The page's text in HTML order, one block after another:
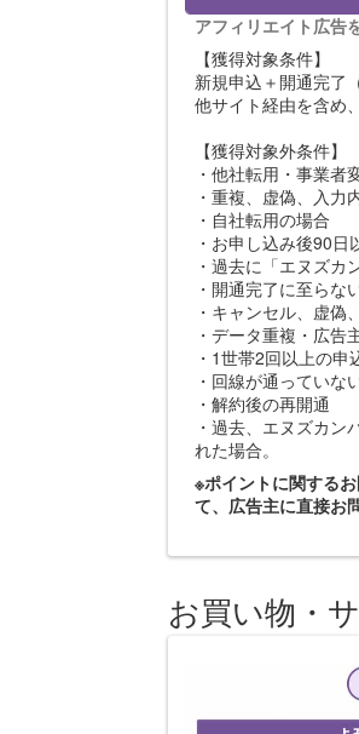
アフィリエイト広告
【獲得対象条件】
新規申込＋開通完了
他サイト経由を含め
【獲得対象外条件】
・他社転用・事業者
・重複、虚偽、入
・自社転用の場合
・お申し込み後90
・過去に「エヌズカ
・開通完了に至らな
・キャンセル、虚偽
・データ重複・広告
・1世帯2回以上の申
・回線が通ってい
・解約後の再開通
・過去、エヌズカ
れた場合。
※ポイントに関するお
て、広告主に直接お
お買い物・